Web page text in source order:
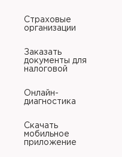
Страховые
организации
Заказать
документы для
налоговой
Онлайн-
диагностика
Скачать
мобильное
приложение